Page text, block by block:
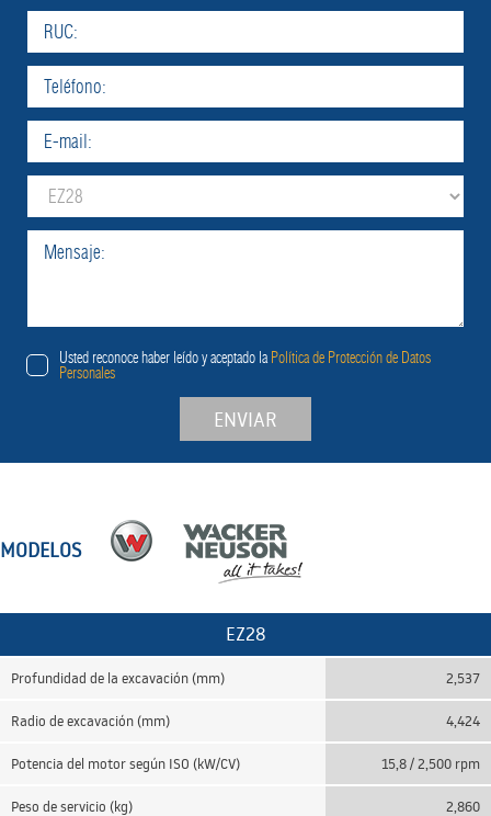
Usted reconoce haber leído y aceptado laPolítica de Protección de Datos
Personales
ENVIAR
MODELOS
EZ28
Profundidad de la excavación (mm) 2,537
Radio de excavación (mm) 4,424
Potencia del motor según ISO (kW/CV) 15,8 / 2,500 rpm
Peso de servicio (kg) 2,860